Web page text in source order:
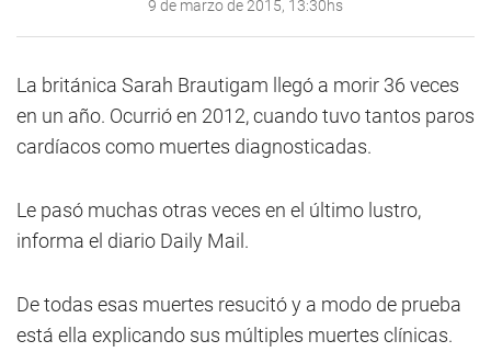
9 de marzo de 2015, 13:30hs
La británica Sarah Brautigam llegó a morir 36 veces
en un año. Ocurrió en 2012, cuando tuvo tantos paros
cardíacos como muertes diagnosticadas.
Le pasó muchas otras veces en el último lustro,
informa el diario Daily Mail.
De todas esas muertes resucitó y a modo de prueba
está ella explicando sus múltiples muertes clínicas.